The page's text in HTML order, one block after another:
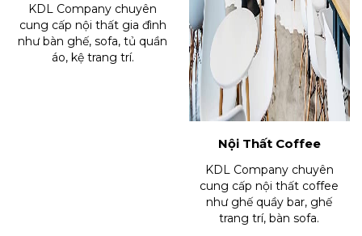
KDL Company chuyên
cung cấp nội thất gia đình
như bàn ghế, sofa, tủ quần
áo, kệ trang trí.
Nội Thất Coffee
KDL Company chuyên
cung cấp nội thất coffee
như ghế quầy bar, ghế
trang trí, bàn sofa.